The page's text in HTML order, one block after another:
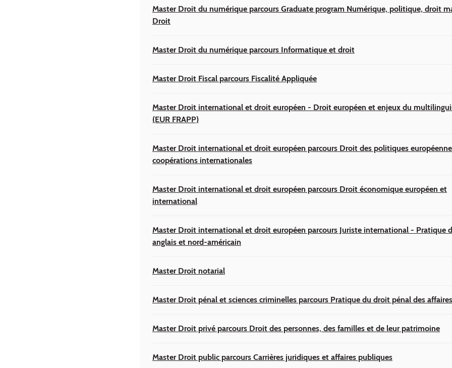
Master Droit du numérique parcours Graduate program Numérique, politique, droit
Droit
Master Droit du numérique parcours Informatique et droit
Master Droit Fiscal parcours Fiscalité Appliquée
Master Droit international et droit européen - Droit européen et enjeux du
(EUR FRAPP)
Master Droit international et droit européen parcours Droit des politiques
coopérations internationales
Master Droit international et droit européen parcours Droit économique européen et
international
Master Droit international et droit européen parcours Juriste international - Pratique
anglais et nord-américain
Master Droit notarial
Master Droit pénal et sciences criminelles parcours Pratique du droit pénal des affaires
Master Droit privé parcours Droit des personnes, des familles et de leur patrimoine
Master Droit public parcours Carrières juridiques et affaires publiques